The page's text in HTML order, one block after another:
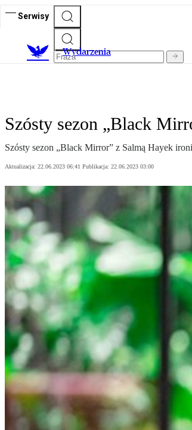
Serwisy
Wydarzenia
Szósty sezon „Black
Szósty sezon „Black Mirror” z Salmą Hayek
Aktualizacja: 22.06.2023 06:41 Publikacja: 22.06.2023 03:00